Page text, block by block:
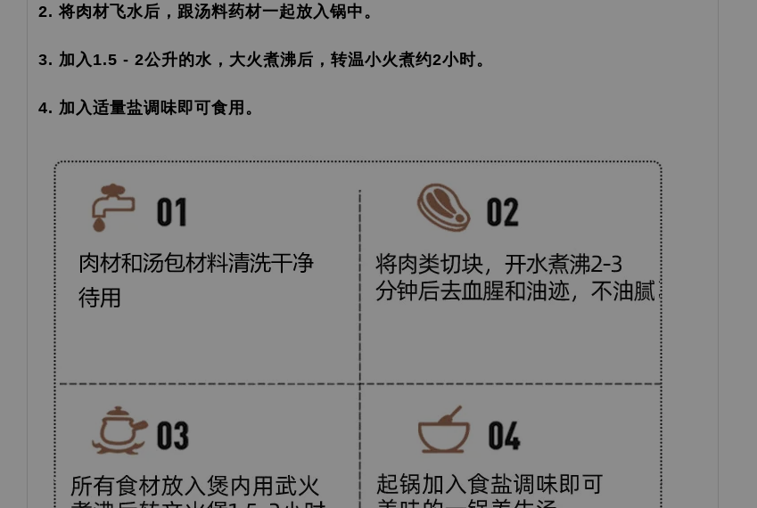
2. 将肉材飞水后，跟汤料药材一起放入锅中。
3. 加入1.5 - 2公升的水，大火煮沸后，转温小火煮约2小时。
4. 加入适量盐调味即可食用。